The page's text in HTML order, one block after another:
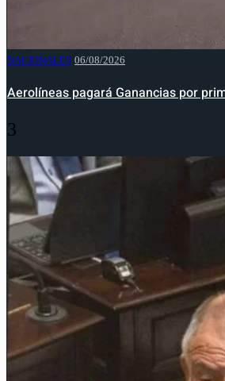
NACIONALES 06/08/2026
Aerolíneas pagará Ganancias por
3